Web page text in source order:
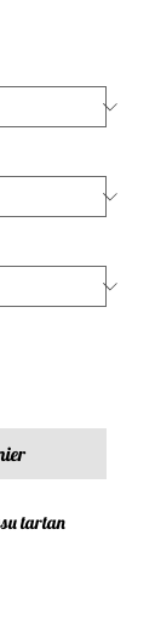
tartan